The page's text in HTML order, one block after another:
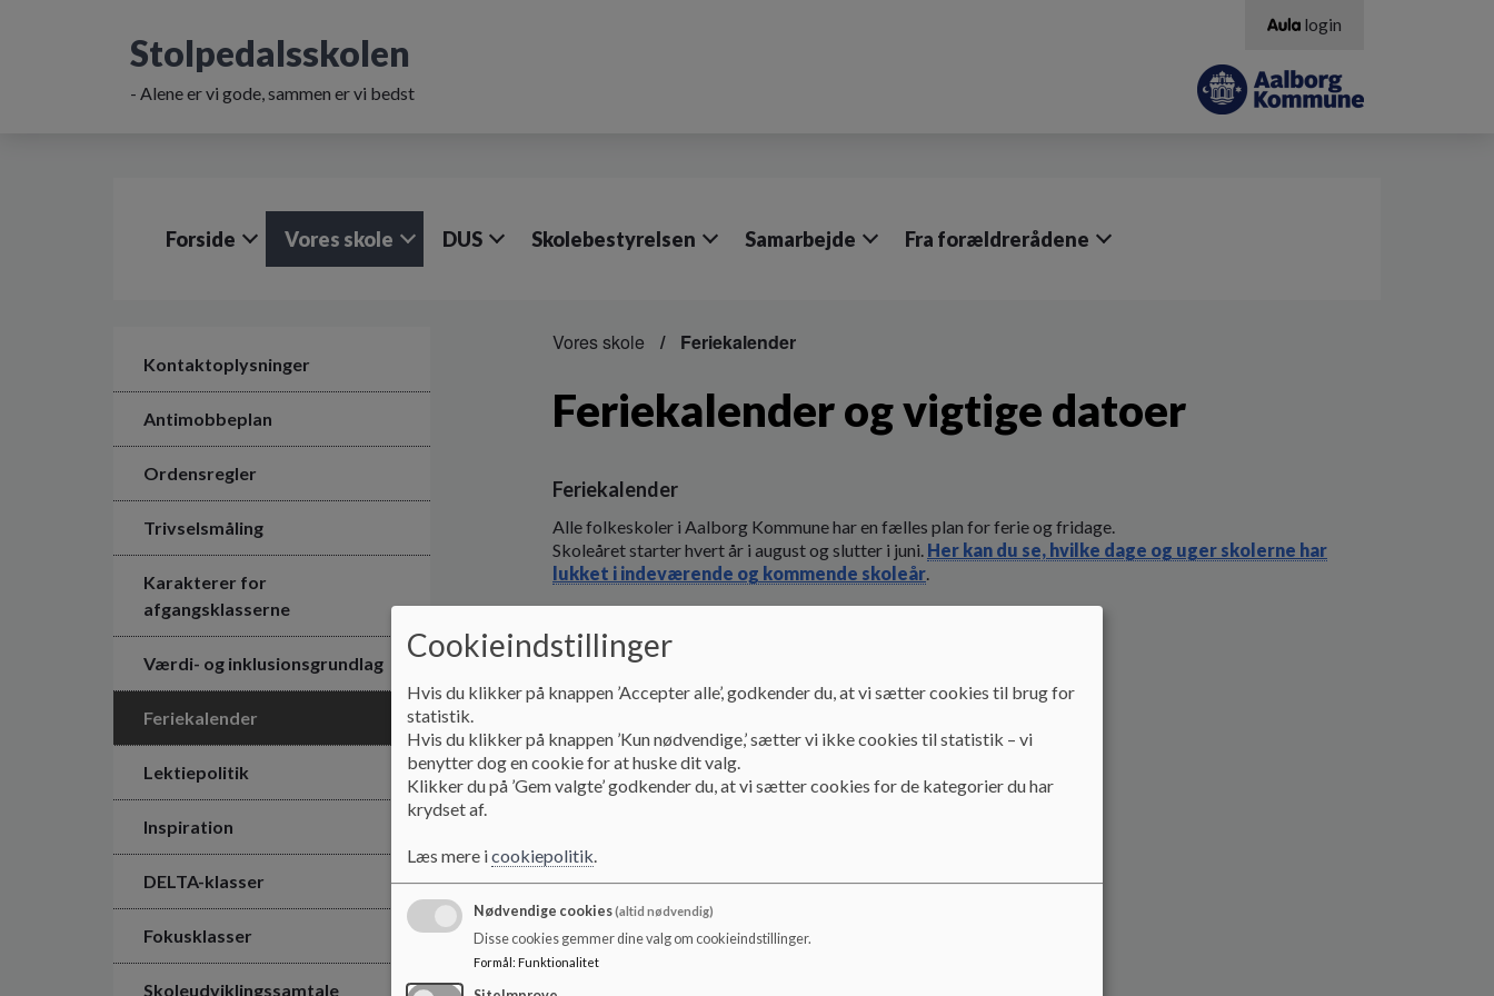
Stolpedalsskolen
- Alene er vi gode, sammen er vi bedst
login
Forside Vores skole DUS Skolebestyrelsen Samarbejde Fra forældrerådene
Kontaktoplysninger
Antimobbeplan
Ordensregler
Trivselsmåling
Karakterer for
afgangsklasserne
Værdi- og inklusionsgrundlag
Feriekalender
Lektiepolitik
Inspiration
DELTA-klasser
Fokusklasser
Skoleudviklingssamtale
Vores skole Feriekalender
Feriekalender og vigtige datoer
Feriekalender
Alle folkeskoler i Aalborg Kommune har en fælles plan for ferie og fridage.
Skoleåret starter hvert år i august og slutter i juni. Her kan du se, hvilke dage og uger skolerne har
lukket i indeværende og kommende skoleår
Vigtige datoer
Forældremøder: august og september
Skolehjemsamtaler: oktober og november
Motionsdag: 10.oktober
Juleklippedag: 28.november
Sidste skoledag før jul: 19.december
Cookieindstillinger
Hvis du klikker på knappen ’Accepter alle’, godkender du, at vi sætter cookies til brug for
statistik.
Hvis du klikker på knappen ’Kun nødvendige,’ sætter vi ikke cookies til statistik – vi
benytter dog en cookie for at huske dit valg.
Klikker du på ’Gem valgte’ godkender du, at vi sætter cookies for de kategorier du har
krydset af.
Læs mere icookiepolitik.
Nødvendige cookies(altid nødvendig)
Disse cookies gemmer dine valg om cookieindstillinger.
Formål: Funktionalitet